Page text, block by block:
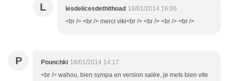
L lesdelicesdethithoad 18/01/2014 16:06
<br /> <br /> merci viki<br /> <br /> <br /> <br />
P Pounchki 18/01/2014 14:17
<br /> wahou, bien sympa en version salée, je mets bien vite